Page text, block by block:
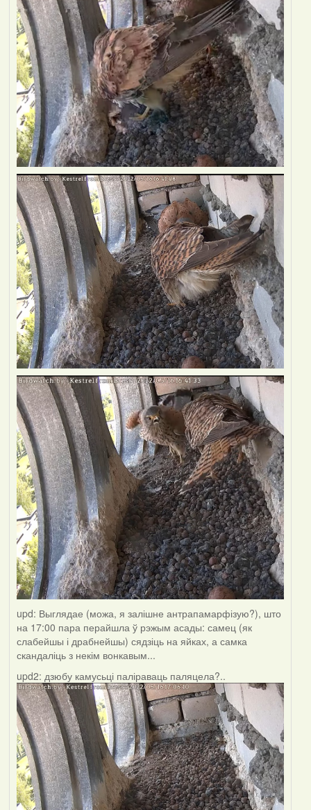
upd: Выглядае (можа, я залішне антрапамарфізую?), што
на 17:00 пара перайшла ў рэжым асады: самец (як
слабейшы і драбнейшы) сядзіць на яйках, а самка
скандаліць з некім вонкавым...
upd2: дзюбу камусьці паліраваць паляцела?..